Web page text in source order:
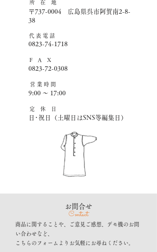
所 在 地
〒737-0004 広島県呉市阿賀南2-8-
38
​代 表 電 話
0823-74-1718
F A X
0823-72-0308
営 業 時 間
9:00 ～ 17:00
​定 休 日
日･祝日（土曜日はSNS等編集日）
​お問合せ
Contact
商品に関することや、ご意見ご感想、デモ機のお問
い合わせなど、
こちらのフォームよりお気軽にお尋ねください。